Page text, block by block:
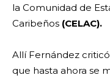
la Comunidad de
Caribeños (CELAC).
Allí Fernández
que hasta ahora se